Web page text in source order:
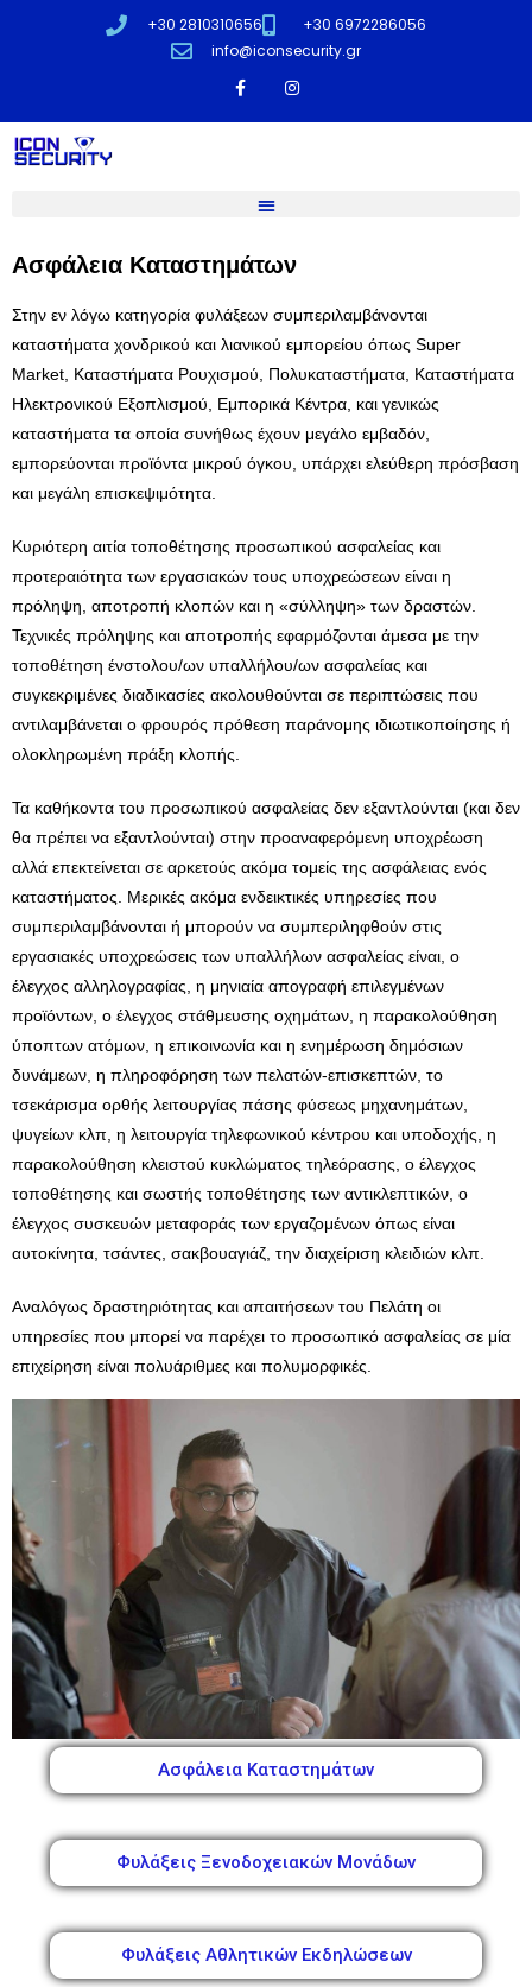
+30 2810310656
+30 6972286056
info@iconsecurity.gr
Ασφάλεια Καταστημάτων
Στην εν λόγω κατηγορία φυλάξεων συμπεριλαμβάνονται
καταστήματα χονδρικού και λιανικού εμπορείου όπως Super
Market, Καταστήματα Ρουχισμού, Πολυκαταστήματα, Καταστήματα
Ηλεκτρονικού Εξοπλισμού, Εμπορικά Κέντρα, και γενικώς
καταστήματα τα οποία συνήθως έχουν μεγάλο εμβαδόν,
εμπορεύονται προϊόντα μικρού όγκου, υπάρχει ελεύθερη πρόσβαση
και μεγάλη επισκεψιμότητα.
Κυριότερη αιτία τοποθέτησης προσωπικού ασφαλείας και
προτεραιότητα των εργασιακών τους υποχρεώσεων είναι η
πρόληψη, αποτροπή κλοπών και η «σύλληψη» των δραστών.
Τεχνικές πρόληψης και αποτροπής εφαρμόζονται άμεσα με την
τοποθέτηση ένστολου/ων υπαλλήλου/ων ασφαλείας και
συγκεκριμένες διαδικασίες ακολουθούνται σε περιπτώσεις που
αντιλαμβάνεται ο φρουρός πρόθεση παράνομης ιδιωτικοποίησης ή
ολοκληρωμένη πράξη κλοπής.
Τα καθήκοντα του προσωπικού ασφαλείας δεν εξαντλούνται (και δεν
θα πρέπει να εξαντλούνται) στην προαναφερόμενη υποχρέωση
αλλά επεκτείνεται σε αρκετούς ακόμα τομείς της ασφάλειας ενός
καταστήματος. Μερικές ακόμα ενδεικτικές υπηρεσίες που
συμπεριλαμβάνονται ή μπορούν να συμπεριληφθούν στις
εργασιακές υποχρεώσεις των υπαλλήλων ασφαλείας είναι, ο
έλεγχος αλληλογραφίας, η μηνιαία απογραφή επιλεγμένων
προϊόντων, ο έλεγχος στάθμευσης οχημάτων, η παρακολούθηση
ύποπτων ατόμων, η επικοινωνία και η ενημέρωση δημόσιων
δυνάμεων, η πληροφόρηση των πελατών-επισκεπτών, το
τσεκάρισμα ορθής λειτουργίας πάσης φύσεως μηχανημάτων,
ψυγείων κλπ, η λειτουργία τηλεφωνικού κέντρου και υποδοχής, η
παρακολούθηση κλειστού κυκλώματος τηλεόρασης, ο έλεγχος
τοποθέτησης και σωστής τοποθέτησης των αντικλεπτικών, ο
έλεγχος συσκευών μεταφοράς των εργαζομένων όπως είναι
αυτοκίνητα, τσάντες, σακβουαγιάζ, την διαχείριση κλειδιών κλπ.
Αναλόγως δραστηριότητας και απαιτήσεων του Πελάτη οι
υπηρεσίες που μπορεί να παρέχει το προσωπικό ασφαλείας σε μία
επιχείρηση είναι πολυάριθμες και πολυμορφικές.
Ασφάλεια Καταστημάτων
Φυλάξεις Ξενοδοχειακών Μονάδων
Φυλάξεις Αθλητικών Εκδηλώσεων